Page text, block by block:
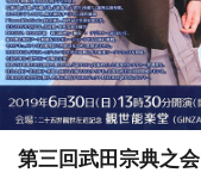
第三回武田宗典之会